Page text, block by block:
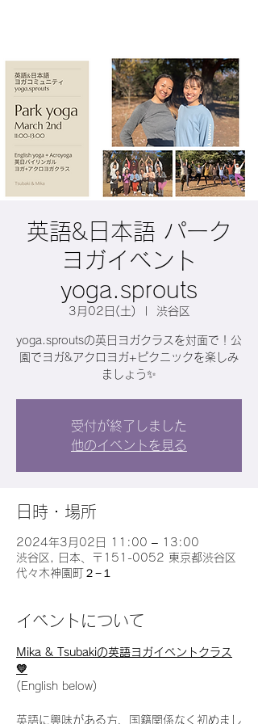
英語&日本語 パーク
ヨガイベント
yoga.sprouts
3月02日(土) 渋谷区
yoga.sproutsの英日ヨガクラスを対面で！公
園でヨガ&アクロヨガ+ピクニックを楽しみ
ましょう✨
受付が終了しました
他のイベントを見る
日時・場所
2024年3月02日 11:00 – 13:00
渋谷区, 日本、〒151-0052 東京都渋谷区
代々木神園町２−１
イベントについて
Mika & Tsubakiの英語ヨガイベントクラス
💛
(English below)
英語に興味がある方、国籍関係なく初めまし